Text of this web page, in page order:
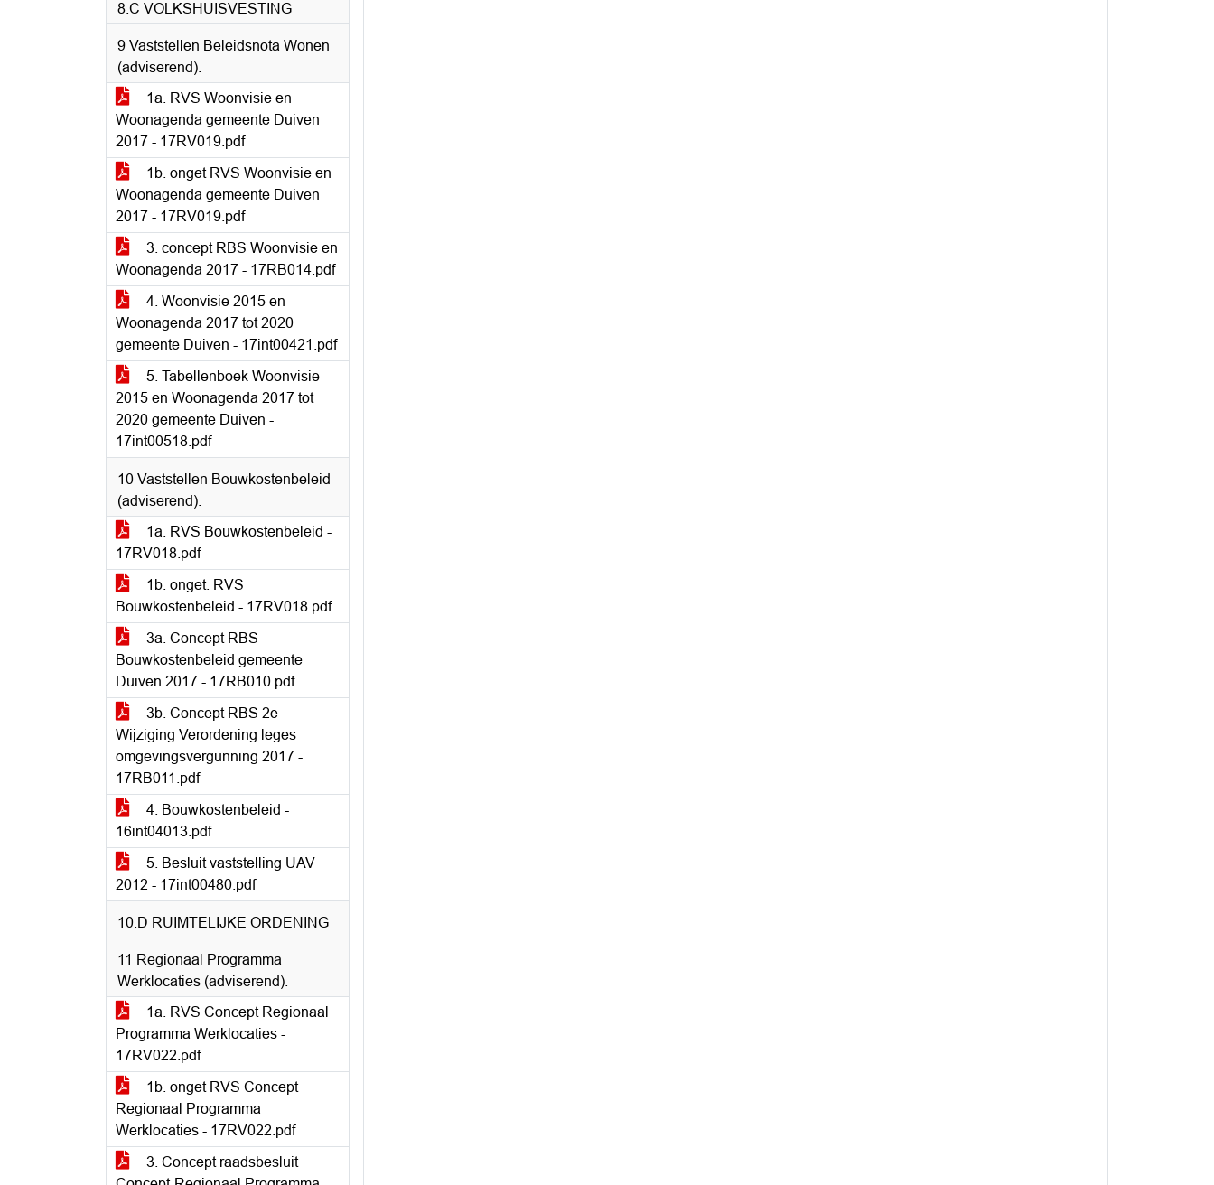
8.C VOLKSHUISVESTING
9 Vaststellen Beleidsnota Wonen
(adviserend).
1a. RVS Woonvisie en
Woonagenda gemeente Duiven
2017 - 17RV019.pdf
1b. onget RVS Woonvisie en
Woonagenda gemeente Duiven
2017 - 17RV019.pdf
3. concept RBS Woonvisie en
Woonagenda 2017 - 17RB014.pdf
4. Woonvisie 2015 en
Woonagenda 2017 tot 2020
gemeente Duiven - 17int00421.pdf
5. Tabellenboek Woonvisie
2015 en Woonagenda 2017 tot
2020 gemeente Duiven -
17int00518.pdf
10 Vaststellen Bouwkostenbeleid
(adviserend).
1a. RVS Bouwkostenbeleid -
17RV018.pdf
1b. onget. RVS
Bouwkostenbeleid - 17RV018.pdf
3a. Concept RBS
Bouwkostenbeleid gemeente
Duiven 2017 - 17RB010.pdf
3b. Concept RBS 2e
Wijziging Verordening leges
omgevingsvergunning 2017 -
17RB011.pdf
4. Bouwkostenbeleid -
16int04013.pdf
5. Besluit vaststelling UAV
2012 - 17int00480.pdf
10.D RUIMTELIJKE ORDENING
11 Regionaal Programma
Werklocaties (adviserend).
1a. RVS Concept Regionaal
Programma Werklocaties -
17RV022.pdf
1b. onget RVS Concept
Regionaal Programma
Werklocaties - 17RV022.pdf
3. Concept raadsbesluit